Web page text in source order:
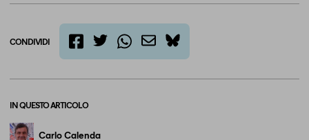
CONDIVIDI
bluesky
IN QUESTO ARTICOLO
Carlo Calenda